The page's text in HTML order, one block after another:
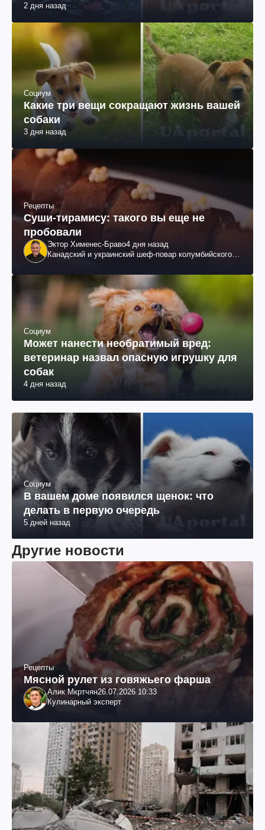
2 дня назад
Социум
Какие три вещи сокращают жизнь вашей
собаки
3 дня назад
Рецепты
Суши-тирамису: такого вы еще не
пробовали
Эктор Хименес-Браво4 дня назад
Канадский и украинский шеф-повар колумбийского
Социум
Может нанести необратимый вред:
ветеринар назвал опасную игрушку для
собак
4 дня назад
Социум
В вашем доме появился щенок: что
делать в первую очередь
5 дней назад
Другие новости
Рецепты
Мясной рулет из говяжьего фарша
Алик Мкртчян26.07.2026 10:33
Кулинарный эксперт